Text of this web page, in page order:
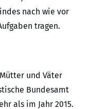
nach wie vor
tragen.
und Väter
Bundesamt
als im Jahr 2015.